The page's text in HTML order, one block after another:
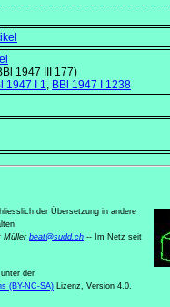
1947 III 177)
1947 I 1, BBl 1947 I 1238
der Übersetzung in andere
Müllerbeat@sudd.ch -- Im Netz seit
der
(BY-NC-SA) Lizenz, Version 4.0.